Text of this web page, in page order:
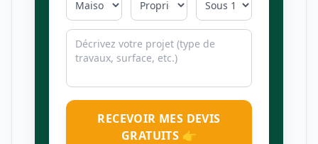
RECEVOIR MES DEVIS
GRATUITS 👉